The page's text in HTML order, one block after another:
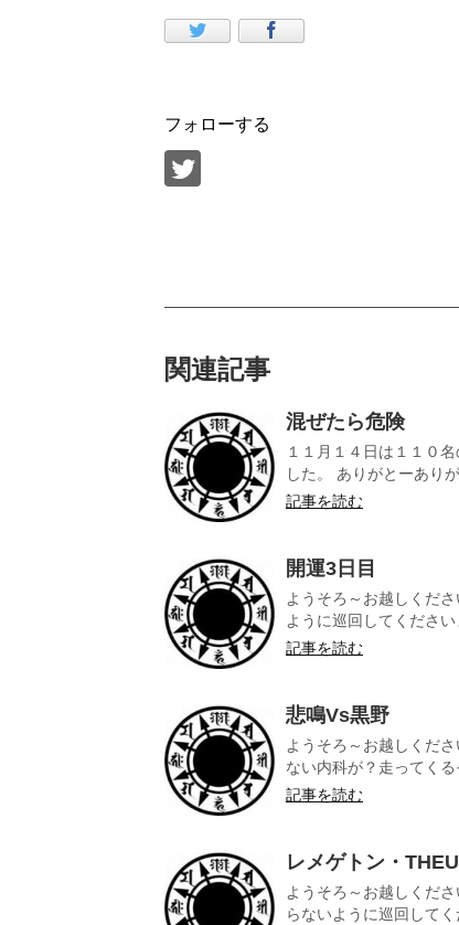
フォローする
関連記事
混ぜたら危険
１１月１４日は１１０
した。 ありがとーあり
記事を読む
開運3日目
ようそろ～お越しくだ
ように巡回してください
記事を読む
悲鳴Vs黒野
ようそろ～お越しくだ
ない内科が？走ってくる
記事を読む
レメゲトン・
ようそろ～お越しくだ
らないように巡回して